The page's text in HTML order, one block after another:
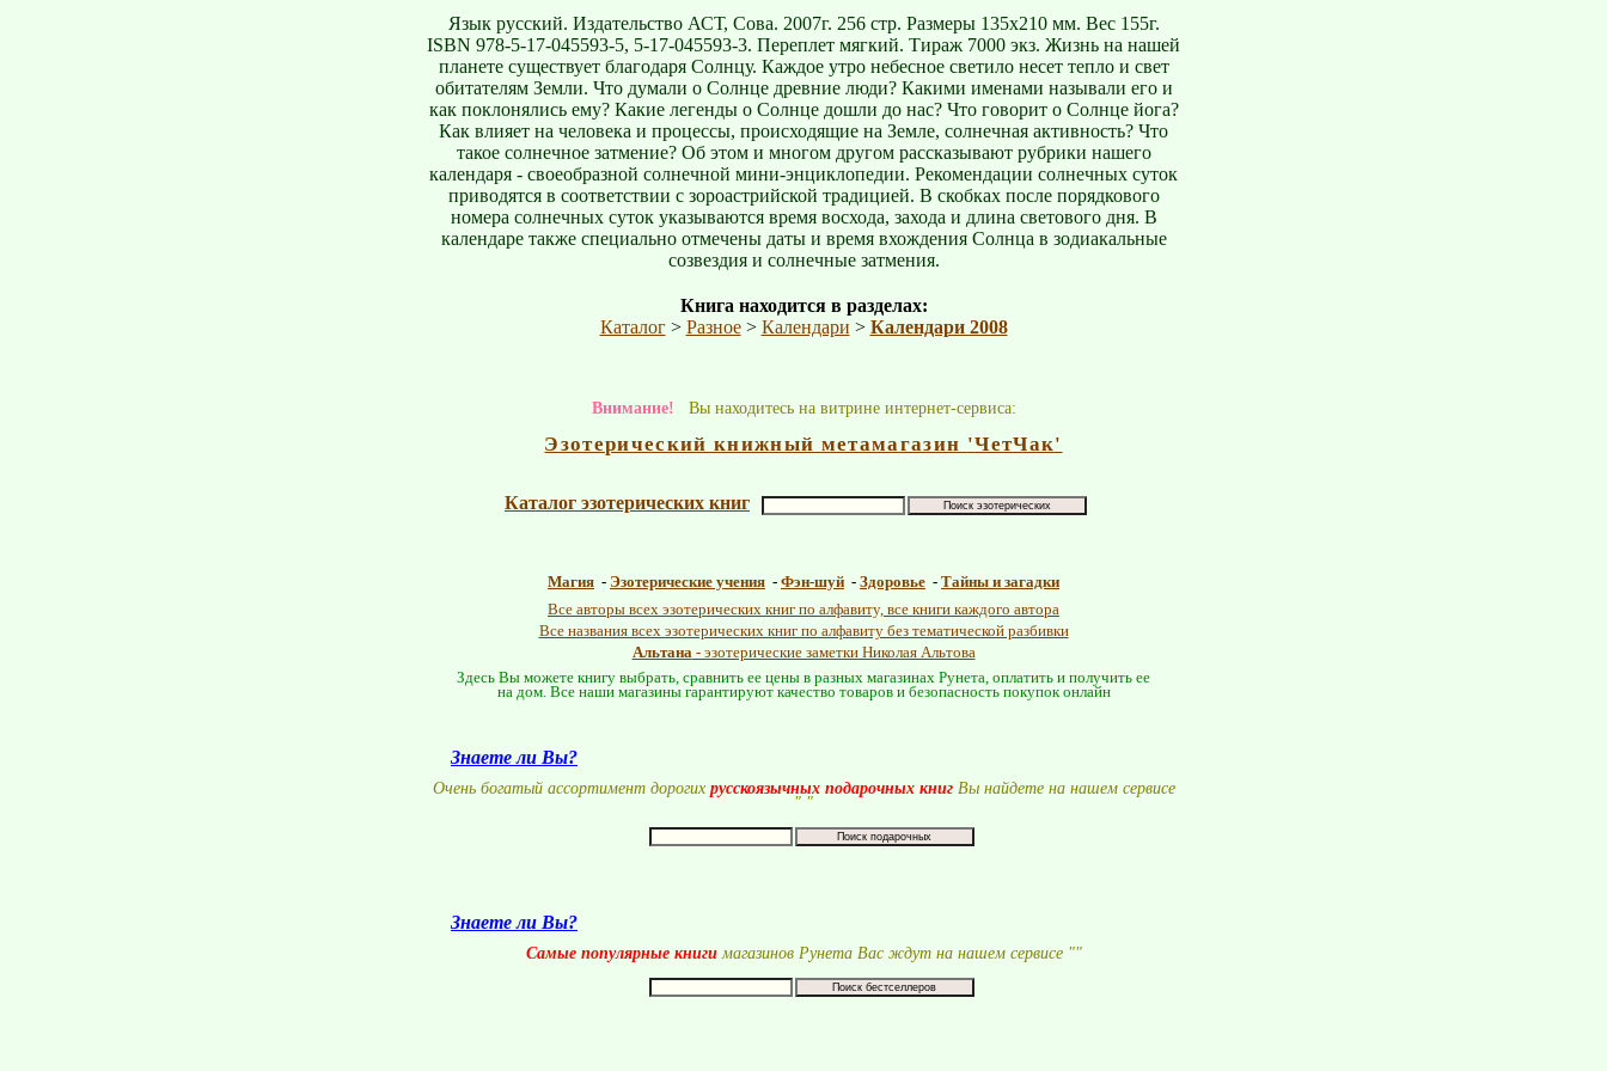
Язык русский. Издательство АСТ, Сова. 2007г. 256 стр. Размеры 135х210 мм. Вес 155г.
ISBN 978-5-17-045593-5, 5-17-045593-3. Переплет мягкий. Тираж 7000 экз. Жизнь на нашей
планете существует благодаря Солнцу. Каждое утро небесное светило несет тепло и свет
обитателям Земли. Что думали о Солнце древние люди? Какими именами называли его и
как поклонялись ему? Какие легенды о Солнце дошли до нас? Что говорит о Солнце йога?
Как влияет на человека и процессы, происходящие на Земле, солнечная активность? Что
такое солнечное затмение? Об этом и многом другом рассказывают рубрики нашего
календаря - своеобразной солнечной мини-энциклопедии. Рекомендации солнечных суток
приводятся в соответствии с зороастрийской традицией. В скобках после порядкового
номера солнечных суток указываются время восхода, захода и длина светового дня. В
календаре также специально отмечены даты и время вхождения Солнца в зодиакальные
созвездия и солнечные затмения.
Книга находится в разделах:
Каталог> Разное> Календари > Календари 2008
Внимание! Вы находитесь на витрине интернет-сервиса:
Эзотерический книжный метамагазин 'ЧетЧак'
Каталог эзотерических книг
Магия - Эзотерические учения - Фэн-шуй - Здоровье - Тайны и загадки
Все авторы всех эзотерических книг по алфавиту, все книги каждого автора
Все названия всех эзотерических книг по алфавиту без тематической разбивки
Альтана- эзотерические заметки Николая Альтова
Здесь Вы можете книгу выбрать, сравнить ее цены в разных магазинах Рунета, оплатить и получить ее
на дом. Все наши магазины гарантируют качество товаров и безопасность покупок онлайн
Знаете ли Вы?
Очень богатый ассортимент дорогих русскоязычных подарочных книгВы найдете на нашем сервисе
" "
Знаете ли Вы?
Самые популярные книги магазинов Рунета Вас ждут на нашем сервисе ""